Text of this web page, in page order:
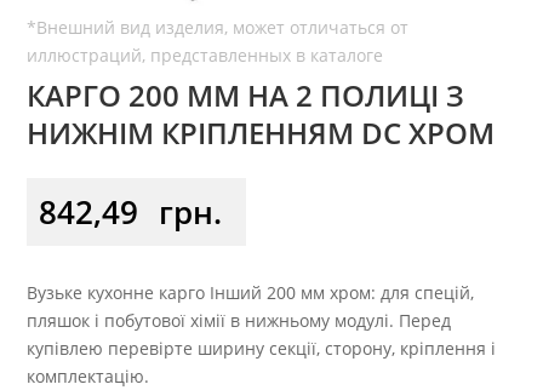
КАРГО 200 ММ НА 2 ПОЛИЦІ З
НИЖНІМ КРІПЛЕННЯМ DC ХРОМ
842,49 грн.
Вузьке кухонне карго Інший 200 мм хром: для спецій,
пляшок і побутової хімії в нижньому модулі. Перед
купівлею перевірте ширину секції, сторону, кріплення і
комплектацію.